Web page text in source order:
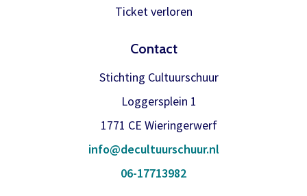
Ticket verloren
Contact
Stichting Cultuurschuur
Loggersplein 1
1771 CE Wieringerwerf
info@decultuurschuur.nl
06-17713982